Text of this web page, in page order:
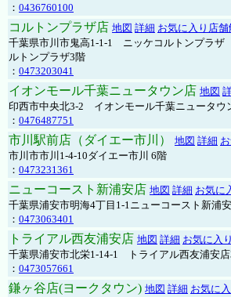
： 0436760100
コルトンプラザ店 地図 詳細 お気に入り店舗
千葉県市川市鬼高1-1-1 ニッケコルトンプラザ
ルトンプラザ3階
： 0473203041
イオンモール千葉ニュータウン店 地図
印西市中央北3-2 イオンモール千葉ニュータウ
： 0476487751
市川駅前店（ダイエー市川） 地図 詳細
市川市市川1-4-10ダイエー市川 6階
： 0473231361
ニューコースト新浦安店 地図 詳細 お気に
千葉県浦安市明海4丁目1-1ニューコースト新浦
： 0473063401
トライアル西友浦安店 地図 詳細 お気に入
千葉県浦安市北栄1-14-1 トライアル西友浦安店
： 0473057661
鎌ヶ谷店(ヨークタウン) 地図 詳細 お気に